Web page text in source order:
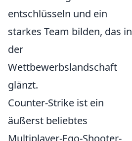
entschlüsseln und ein
starkes Team bilden, das in
der
Wettbewerbslandschaft
glänzt.
Counter-Strike ist ein
äußerst beliebtes
Multiplayer-Ego-Shooter-